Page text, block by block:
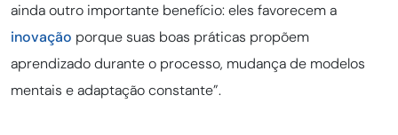
ainda outro importante benefício: eles favorecem a
inovação porque suas boas práticas propõem
aprendizado durante o processo, mudança de modelos
mentais e adaptação constante”.